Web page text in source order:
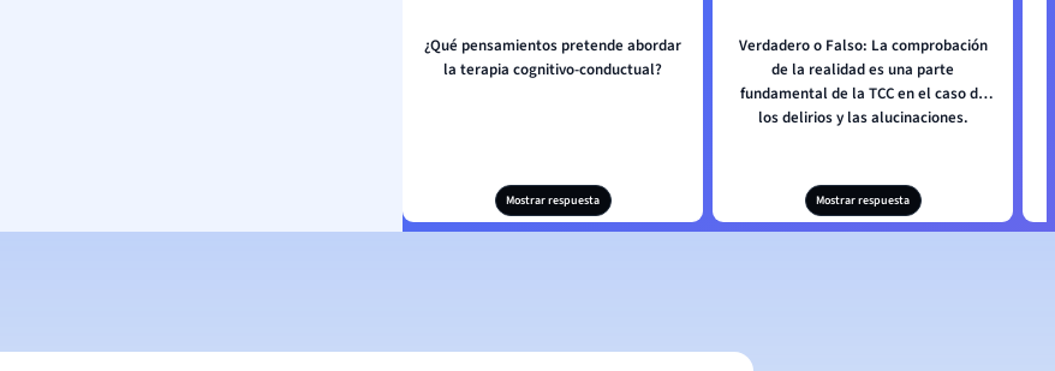
¿Qué pensamientos pretende abordar
la terapia cognitivo-conductual?
Mostrar respuesta
Verdadero o Falso: La comprobación
de la realidad es una parte
fundamental de la TCC en el caso de
los delirios y las alucinaciones.
Mostrar respuesta